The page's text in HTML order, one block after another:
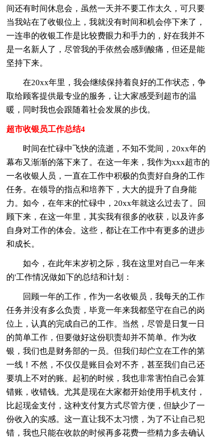
间还有时间休息会，虽然一天并不要工作太久，可只要
当我站在了收银位上，我就没有时间和机会停下来了，
一连串的收银工作是比较费眼力和手力的，好在我并不
是一名新人了，尽管我的手依然会感到酸痛，但还是能
坚持下来。
在20xx年里，我会继续保持着良好的工作状态，争
取给顾客提供最专业的服务，让大家感受到超市的温
暖，同时我也会跟随着社会发展的步伐。
超市收银员工作总结4
时间在忙碌中飞快的流逝，不知不觉间，20xx年的
幕布又渐渐的落下来了。在这一年来，我作为xxx超市的
一名收银人员，一直在工作中积极的负责好自身的工作
任务。在领导的指点和培养下，大大的提升了自身能
力。如今，在年末的忙碌中，20xx年就这么过去了。回
顾下来，在这一年里，其实我有很多的收获，以及许多
自身对工作的体会。这些，都让在工作中有更多的进步
和成长。
如今，在此年末岁初之际，我在这里对自己一年来
的'工作情况做如下的总结和计划：
回顾一年的工作，作为一名收银员，我每天的工作
任务并没有多么负责，毕竟一年来我都坚守在自己的岗
位上，认真的完成自己的工作。当然，尽管是日复一日
的简单工作，但要做好这份职责却并不简单。作为收
银，我们也是财务部的一员。但我们却伫立在工作的第
一线！不然，不仅仅是账目会对不齐，甚至我们自己还
要填上不对的账。起初的时候，我也非常害怕自己会算
错账，收错钱。尤其是现在大家都开始使用手机支付，
比起现金支付，这种支付复方式尽管方便，但缺少了一
份收入的实感。这一直让我不太习惯，为了不让自己犯
错，我也只能在收款的时候再多花费一些精力多去确认